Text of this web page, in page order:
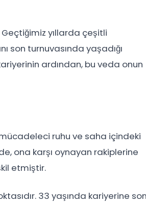
Geçtiğimiz yıllarda çeşitli
son turnuvasında yaşadığı
ardından, bu veda onun
ruhu ve saha içindeki
ona karşı oynayan rakiplerine
etmiştir.
33 yaşında kariyerine son